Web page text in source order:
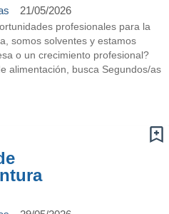
21/05/2026
profesionales para la
somos solventes y estamos
o un crecimiento profesional?
alimentación, busca Segundos/as